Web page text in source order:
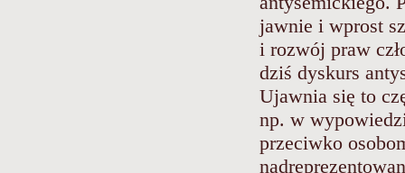
jawnie i wprost
i rozwój praw
dziś dyskurs
Ujawnia się to
np. w
przeciwko